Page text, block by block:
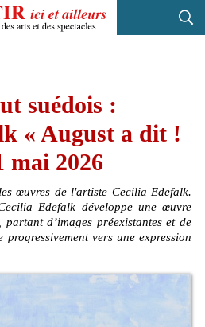
suédois :
« August a dit !
mai 2026
œuvres de l'artiste Cecilia Edefalk.
Edefalk développe une œuvre
d’images préexistantes et de
progressivement vers une expression